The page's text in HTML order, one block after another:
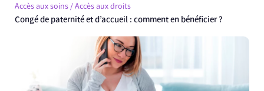
Accès aux soins / Accès aux droits
Congé de paternité et d’accueil : comment en bénéficier ?